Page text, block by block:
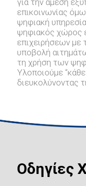
επικοινωνίας
ψηφιακή
ψηφιακός χώρος
επιχειρήσεων με
υποβολή
τη χρήση των
Υλοποιούμε
διευκολύνοντας
Οδηγίες